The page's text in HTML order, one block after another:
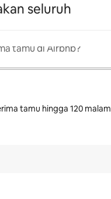
seluruh
tamu di Airbnb?
tamu hingga 120 malam